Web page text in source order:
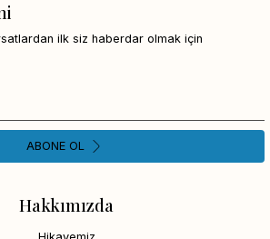
Hakkımızda
ilk siz haberdar olmak için
ABONE OL